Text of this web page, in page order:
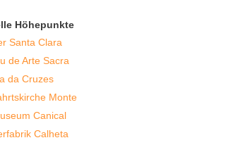
Höhepunkte
Santa Clara
de Arte Sacra
da Cruzes
Monte
Canical
Calheta